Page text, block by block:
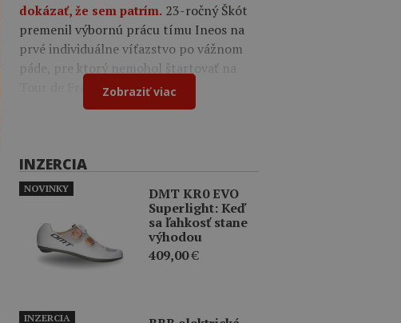
dokázať, že sem patrím. 23-ročný Škót
premenil výbornú prácu tímu Ineos na
prvé individuálne víťazstvo po vážnom
páde, pre ktorý nemohol štartovať na
Tour de France.Zobraziť viac
INZERCIA
DMT KR0 EVO
Superlight: Keď
sa ľahkosť stane
výhodou
409,00€
NOVINKY
INZERCIA